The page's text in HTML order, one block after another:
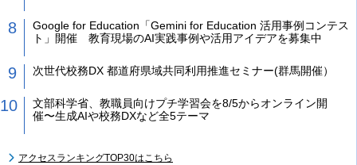
Google for Education「Gemini for Education 活用事例コンテス
ト」開催 教育現場のAI実践事例や活用アイデアを募集中
次世代校務DX 都道府県域共同利用推進セミナー(群馬開催）
文部科学省、教職員向けプチ学習会を8/5からオンライン開
催〜生成AIや校務DXなど全5テーマ
アクセスランキングTOP30はこちら